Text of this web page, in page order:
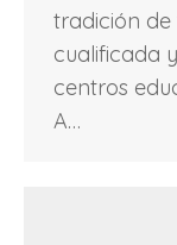
tradición
cualificada
centros
A…